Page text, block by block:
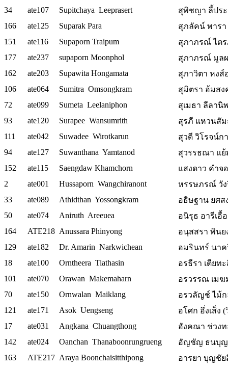
34
ate107 Supitchaya Leeprasert
สุพิชญา ลี้ประ
166
ate125 Suparak Para
สุภลัคน์ พารา
151
ate116 Supaporn Traipum
สุภาภรณ์ ไต
177
ate237 supaporn Moonphol
สุภาภรณ์ มูล
162
ate203 Supawita Hongamata
สุภาวิตา หง
106
ate064 Sumitra Omsongkram
สุมิตรา อ้มส
72
ate099 Sumeta Leelaniphon
สุเมธา ลีลานิ
93
ate120 Surapee Wansumrith
สุรภี แหวนสั
111
ate042 Suwadee Wirotkarun
สุวดี วิโรจน์ก
94
ate127 Suwanthana Yamtanod
สุวรรธณา แ
152
ate115 Saengdaw Khamchorn
แสงดาว คำจ
2
ate001 Hussaporn Wangchiranont
หรรษภรณ์ วั
33
ate089 Athidthan Yossongkram
อธิษฐาน ยศส
50
ate074 Aniruth Areeuea
อนิรุธ อารีเอื้อ
164
ATE218 Anussara Phinyong
อนุสสรา พินย
129
ate182 Dr. Amarin Narkwichean
อมรินทร์ นาค
18
ate100 Orntheera Tiathasin
อรธีรา เตียท
101
ate070 Orawan Makemaharn
อรวรรณ เม
70
ate150 Ornwalan Maiklang
อรวลัญช์ ไม้ก
121
ate171 Asok Uengseng
อโศก อึ่งเส็ง (
17
ate031 Angkana Chuangthong
อังคณา ช่วงท
142
ate024 Oanchan Thanaboonrungrueng
อัญชัญ ธนบุญ
163
ATE217 Araya Boonchaisitthipong
อารยา บุญชั